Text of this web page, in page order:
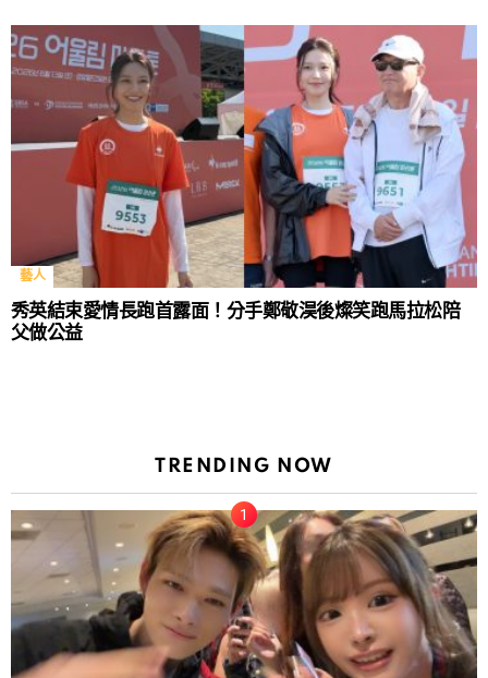
藝人
秀英結束愛情長跑首露面！分手鄭敬淏後燦笑跑馬拉松陪
父做公益
TRENDING NOW